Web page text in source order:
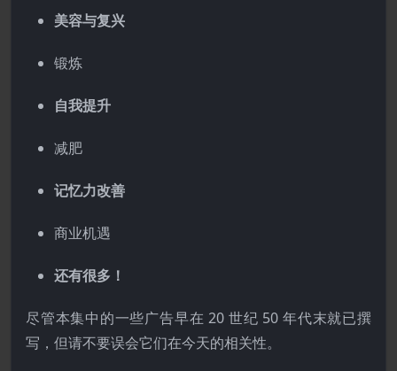
美容与复兴
锻炼
自我提升
减肥
记忆力改善
商业机遇
还有很多！
尽管本集中的一些广告早在 20 世纪 50 年代末就已撰
写，但请不要误会它们在今天的相关性。